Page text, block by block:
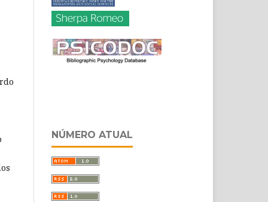
NÚMERO ATUAL